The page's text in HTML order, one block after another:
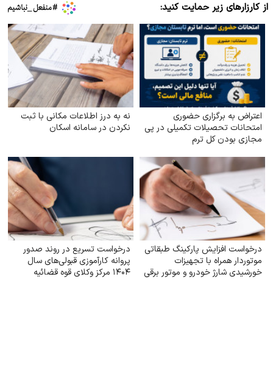
از کارزارهای زیر حمایت کنید:
اعتراض به برگزاری حضوری
امتحانات تحصیلات تکمیلی در پی
مجازی بودن کل ترم
نه به درز اطلاعات مکانی با ثبت
نکردن در سامانه اسکان
درخواست افزایش پارکینگ طبقاتی
موتوردار همراه با تجهیزات
خورشیدی شارژ خودرو و موتور برقی
درخواست تسریع در روند صدور
پروانه کارآموزی قبولی‌های سال
۱۴۰۴ مرکز وکلای قوه‌ قضائیه